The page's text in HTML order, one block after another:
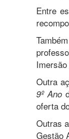
Entre
Outra
9º Ano
oferta
Outras
Gestão